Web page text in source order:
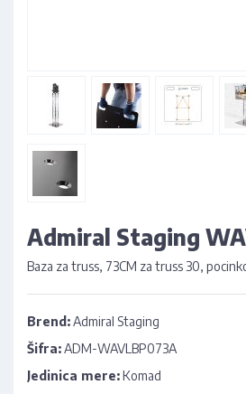
Admiral Staging
Baza za truss, 73CM za truss 30,
Brend:Admiral Staging
Šifra:ADM-WAVLBP073A
Jedinica mere:Komad